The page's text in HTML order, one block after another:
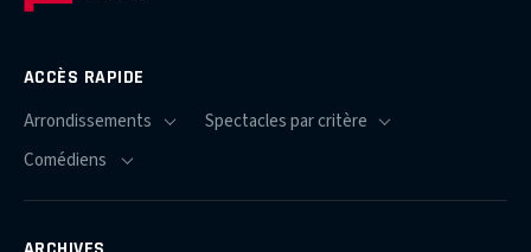
ACCÈS RAPIDE